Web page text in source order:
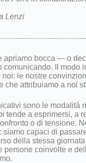
Lenzi
apriamo bocca — o
Il modo
noi: le nostre
che attribuiamo a noi
sono le modalità
tende a esprimersi, a
o di tensione.
siamo capaci di
della stessa
persone coinvolte e